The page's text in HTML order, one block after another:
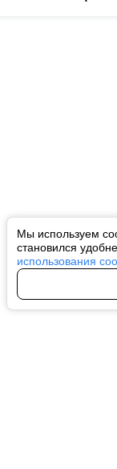
Мы используем
становился
использования